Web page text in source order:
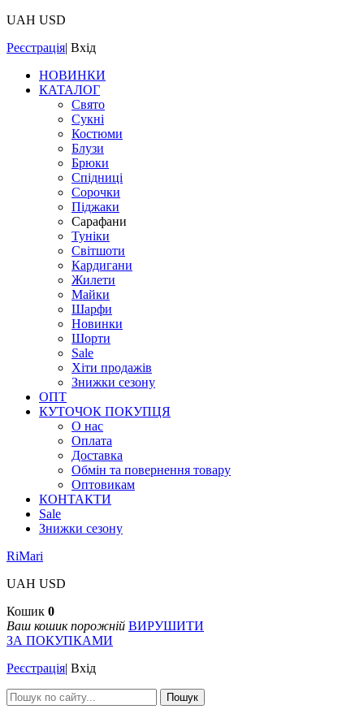
UAH USD
Реєстрація| Вхід
НОВИНКИ
КАТАЛОГ
Свято
Сукні
Костюми
Блузи
Брюки
Спідниці
Сорочки
Піджаки
Сарафани
Туніки
Світшоти
Кардигани
Жилети
Майки
Шарфи
Новинки
Шорти
Sale
Хіти продажів
Знижки сезону
ОПТ
КУТОЧОК ПОКУПЦЯ
О нас
Оплата
Доставка
Обмін та повернення товару
Оптовикам
КОНТАКТИ
Sale
Знижки сезону
RiMari
UAH USD
Кошик 0
Ваш кошик порожній ВИРУШИТИ
ЗА ПОКУПКАМИ
Реєстрація| Вхід
Пошук